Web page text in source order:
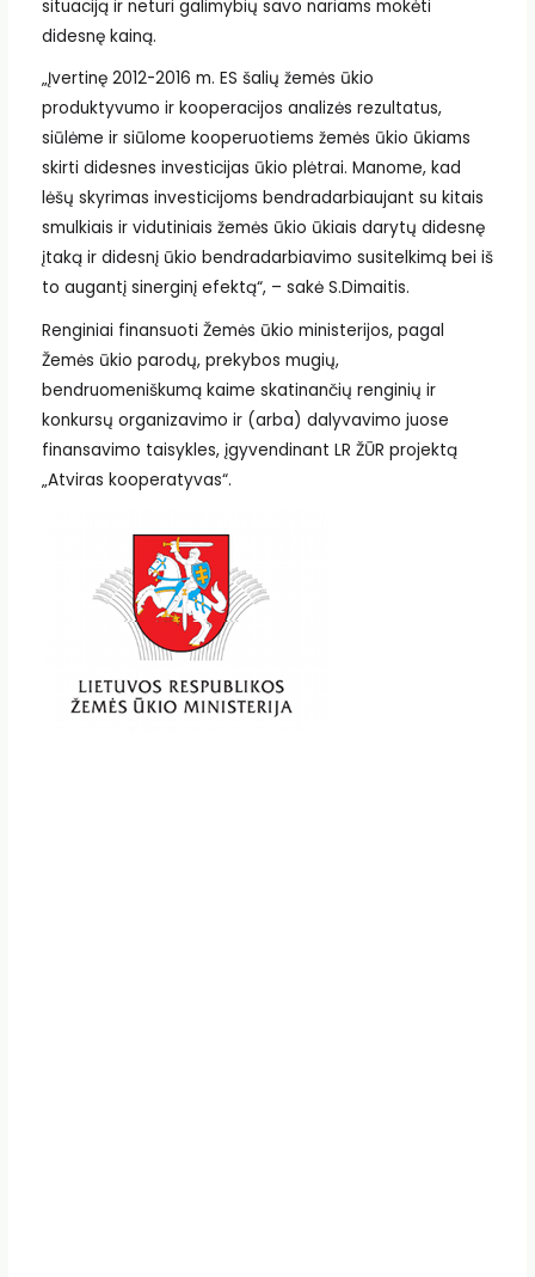
situaciją ir neturi galimybių savo nariams mokėti
didesnę kainą.
„Įvertinę 2012-2016 m. ES šalių žemės ūkio
produktyvumo ir kooperacijos analizės rezultatus,
siūlėme ir siūlome kooperuotiems žemės ūkio ūkiams
skirti didesnes investicijas ūkio plėtrai. Manome, kad
lėšų skyrimas investicijoms bendradarbiaujant su kitais
smulkiais ir vidutiniais žemės ūkio ūkiais darytų didesnę
įtaką ir didesnį ūkio bendradarbiavimo susitelkimą bei iš
to augantį sinerginį efektą“, – sakė S.Dimaitis.
Renginiai finansuoti Žemės ūkio ministerijos, pagal
Žemės ūkio parodų, prekybos mugių,
bendruomeniškumą kaime skatinančių renginių ir
konkursų organizavimo ir (arba) dalyvavimo juose
finansavimo taisykles, įgyvendinant LR ŽŪR projektą
„Atviras kooperatyvas“.